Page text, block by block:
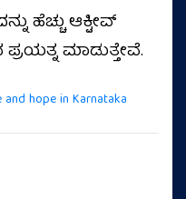
ಹೆಚ್ಚು ಆಕ್ಟೀವ್‌
ಮಾಡುತ್ತೇವೆ.
hope in Karnataka